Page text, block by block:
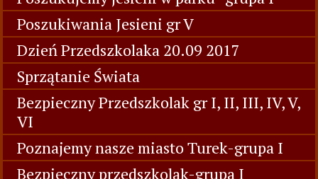
Poszukiwania Jesieni gr V
Dzień Przedszkolaka 20.09 2017
Sprzątanie Świata
Bezpieczny Przedszkolak gr I, II, III, IV, V,
VI
Poznajemy nasze miasto Turek-grupa I
Bezpieczny przedszkolak-grupa I